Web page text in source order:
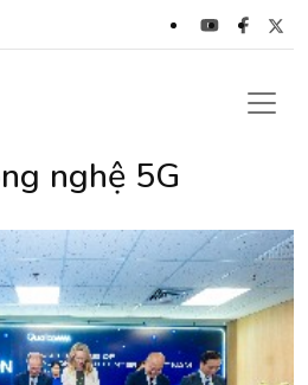
nghệ 5G